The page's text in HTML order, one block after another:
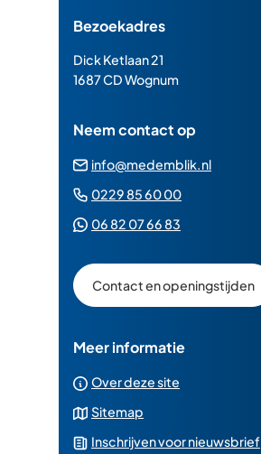
van
de
paginainhoud
Bezoekadres
Dick Ketlaan 21
1687 CD Wognum
Neem contact op
info@medemblik.nl
0229 85 60 00(Verwijst
06 82 07 66 83
een
Whatsapp
Contact en openingstijden
Meer informatie
Over deze site
Sitemap
Inschrijven voor nieuwsbrief